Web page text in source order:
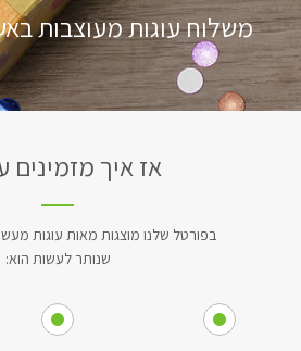
משלוח עוגות מעוצבות
אז איך מזמינים
בפורטל שלנו מוצגות מאות עוגות
שנותר לעשות הוא: